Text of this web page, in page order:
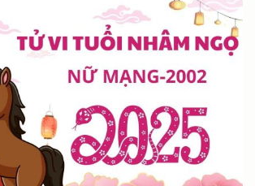
với không ít thách thức, nhưng nếu
cơ hội và điều chỉnh bản thân, bạn
vượt qua khó khăn để đạt được
đáng kể. Cùng Astroreka khám phá